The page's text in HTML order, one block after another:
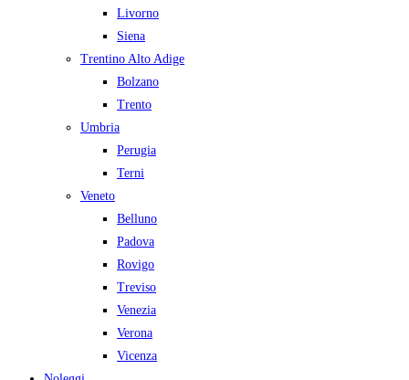
Livorno
Siena
Trentino Alto Adige
Bolzano
Trento
Umbria
Perugia
Terni
Veneto
Belluno
Padova
Rovigo
Treviso
Venezia
Verona
Vicenza